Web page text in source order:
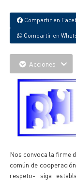
Compartir en
Compartir en
Acciones
Nos convoca la firme
común de
respeto- siga